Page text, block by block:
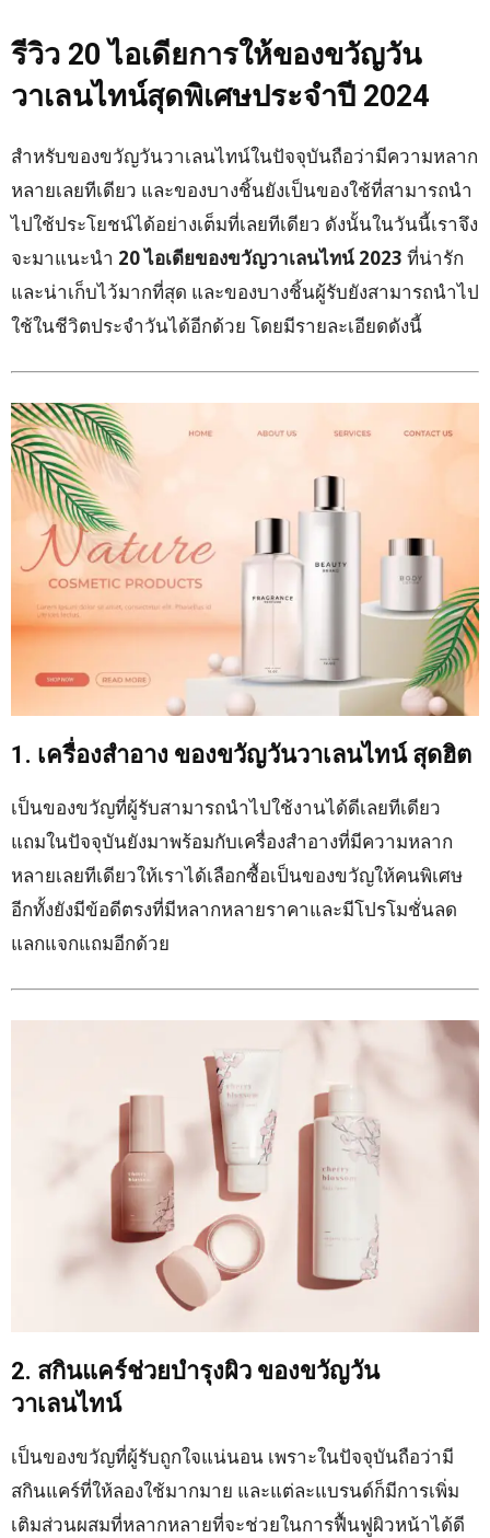
รีวิว 20 ไอเดียการให้ของขวัญวัน
วาเลนไทน์สุดพิเศษประจำปี 2024
สำหรับของขวัญวันวาเลนไทน์ในปัจจุบันถือว่ามีความหลาก
หลายเลยทีเดียว และของบางชิ้นยังเป็นของใช้ที่สามารถนำ
ไปใช้ประโยชน์ได้อย่างเต็มที่เลยทีเดียว ดังนั้นในวันนี้เราจึง
จะมาแนะนำ 20 ไอเดียของขวัญวาเลนไทน์ 2023 ที่น่ารัก
และน่าเก็บไว้มากที่สุด และของบางชิ้นผู้รับยังสามารถนำไป
ใช้ในชีวิตประจำวันได้อีกด้วย โดยมีรายละเอียดดังนี้
1. เครื่องสำอาง ของขวัญวันวาเลนไทน์ สุดฮิต
เป็นของขวัญที่ผู้รับสามารถนำไปใช้งานได้ดีเลยทีเดียว
แถมในปัจจุบันยังมาพร้อมกับเครื่องสำอางที่มีความหลาก
หลายเลยทีเดียวให้เราได้เลือกซื้อเป็นของขวัญให้คนพิเศษ
อีกทั้งยังมีข้อดีตรงที่มีหลากหลายราคาและมีโปรโมชั่นลด
แลกแจกแถมอีกด้วย
2. สกินแคร์ช่วยบำรุงผิว ของขวัญวัน
วาเลนไทน์
เป็นของขวัญที่ผู้รับถูกใจแน่นอน เพราะในปัจจุบันถือว่ามี
สกินแคร์ที่ให้ลองใช้มากมาย และแต่ละแบรนด์ก็มีการเพิ่ม
เติมส่วนผสมที่หลากหลายที่จะช่วยในการฟื้นฟูผิวหน้าได้ดี